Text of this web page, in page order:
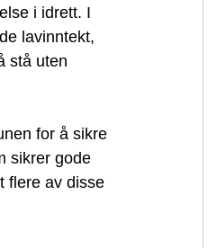
i idrett. I
lavinntekt,
stå uten
for å sikre
sikrer gode
flere av disse